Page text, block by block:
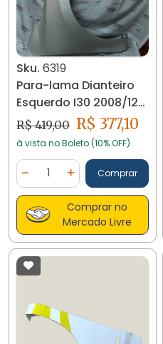
Sku. 6319
Para-lama Dianteiro
Esquerdo I30 2008/12
Detalhe 6319
R$ 419,00 R$ 377,10
à vista no Boleto (10% OFF)
Diminuir Quantidade
Quantidade
Adicionar Quantidade
Comprar
Comprar no
Mercado Livre